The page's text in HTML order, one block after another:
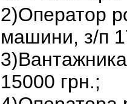
2)Оператор
машини, з/п
15000 грн.;